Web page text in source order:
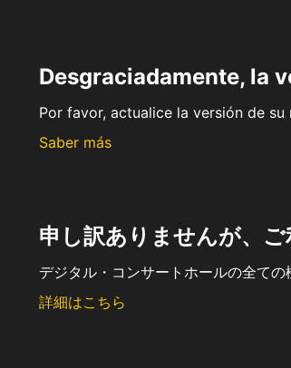
Desgraciadamente, la
Por favor, actualice la versión de
Saber más
申し訳ありませんが、
デジタル・コンサートホールの全て
詳細はこちら